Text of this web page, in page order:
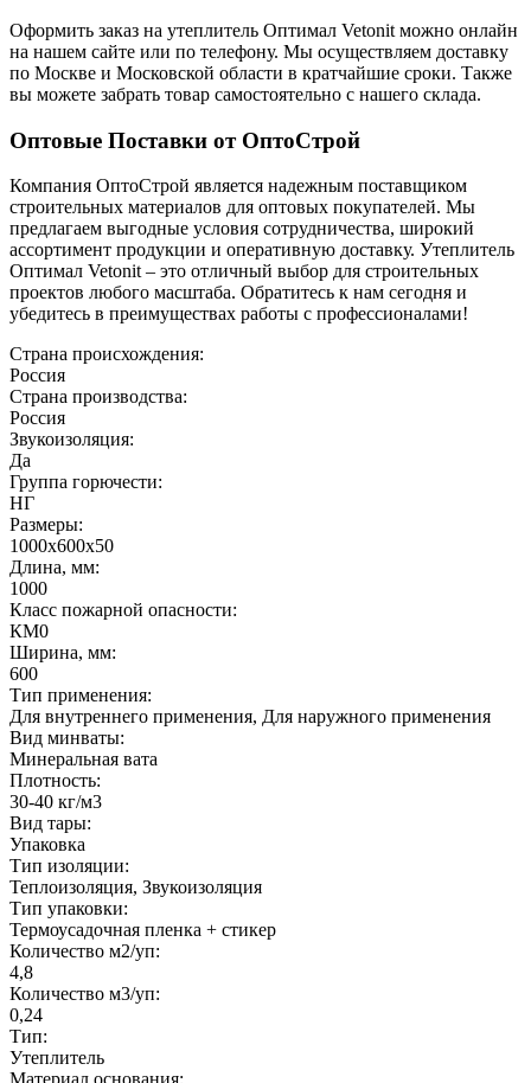
Оформить заказ на утеплитель Оптимал Vetonit можно онлайн
на нашем сайте или по телефону. Мы осуществляем доставку
по Москве и Московской области в кратчайшие сроки. Также
вы можете забрать товар самостоятельно с нашего склада.
Оптовые Поставки от ОптоСтрой
Компания ОптоСтрой является надежным поставщиком
строительных материалов для оптовых покупателей. Мы
предлагаем выгодные условия сотрудничества, широкий
ассортимент продукции и оперативную доставку. Утеплитель
Оптимал Vetonit – это отличный выбор для строительных
проектов любого масштаба. Обратитесь к нам сегодня и
убедитесь в преимуществах работы с профессионалами!
Страна происхождения:
Россия
Страна производства:
Россия
Звукоизоляция:
Да
Группа горючести:
НГ
Размеры:
1000х600х50
Длина, мм:
1000
Класс пожарной опасности:
КМ0
Ширина, мм:
600
Тип применения:
Для внутреннего применения, Для наружного применения
Вид минваты:
Минеральная вата
Плотность:
30-40 кг/м3
Вид тары:
Упаковка
Тип изоляции:
Теплоизоляция, Звукоизоляция
Тип упаковки:
Термоусадочная пленка + стикер
Количество м2/уп:
4,8
Количество м3/уп:
0,24
Тип:
Утеплитель